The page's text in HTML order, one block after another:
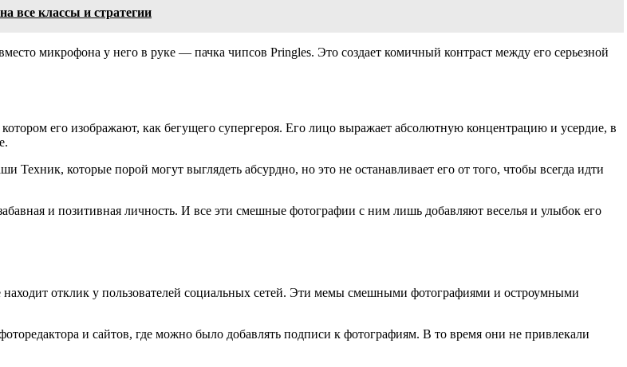
все классы и стратегии
микрофона у него в руке — пачка чипсов Pringles. Это создает комичный контраст между его серьезной
его изображают, как бегущего супергероя. Его лицо выражает абсолютную концентрацию и усердие, в
которые порой могут выглядеть абсурдно, но это не останавливает его от того, чтобы всегда идти
и позитивная личность. И все эти смешные фотографии с ним лишь добавляют веселья и улыбок его
отклик у пользователей социальных сетей. Эти мемы смешными фотографиями и остроумными
и сайтов, где можно было добавлять подписи к фотографиям. В то время они не привлекали